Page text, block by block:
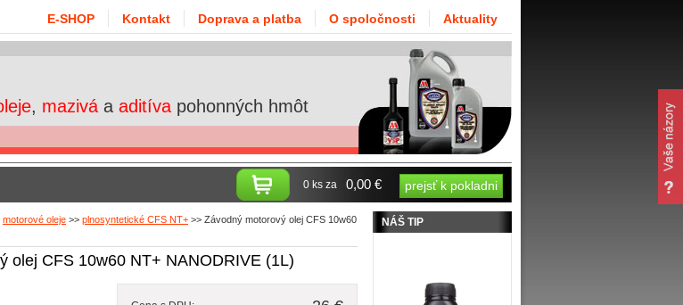
, mazivá a aditíva pohonných hmôt
motorové oleje >> plnosyntetické CFS NT+ >> Závodný motorový olej CFS 10w60
olej CFS 10w60 NT+ NANODRIVE (1L)
NÁŠ TIP
E-SHOP Kontakt Doprava a platba O spoločnosti Aktuality
0 ks za 0,00 € prejsť k pokladni